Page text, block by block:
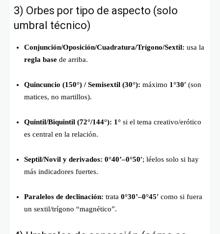
3) Orbes por tipo de aspecto (solo
umbral técnico)
Conjunción/Oposición/Cuadratura/Trígono/Sextil: usa la
regla base de arriba.
Quincuncio (150°) / Semisextil (30°): máximo 1°30′ (son
matices, no martillos).
Quintil/Biquintil (72°/144°): 1° si el tema creativo/erótico
es central en la relación.
Septil/Novil y derivados: 0°40’–0°50′; léelos solo si hay
más indicadores fuertes.
Paralelos de declinación: trata 0°30’–0°45′ como si fuera
un sextil/trígono “magnético”.